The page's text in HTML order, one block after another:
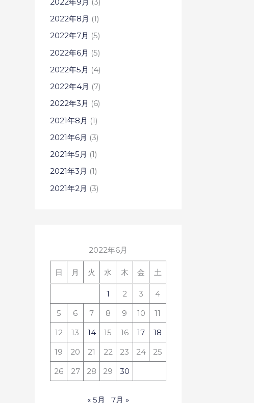
2022年8月 (1)
2022年7月 (5)
2022年6月 (5)
2022年5月 (4)
2022年4月 (7)
2022年3月 (6)
2021年8月 (1)
2021年6月 (3)
2021年5月 (1)
2021年3月 (1)
2021年2月 (3)
2022年6月
日 月 火 水 木 金 土
1 2 3
4
5
6 7 8 9 10
11
12
13 14 15 16 17
18
19
20 21 22 23 24
25
26
27 28 29 30
« 5月 7月 »